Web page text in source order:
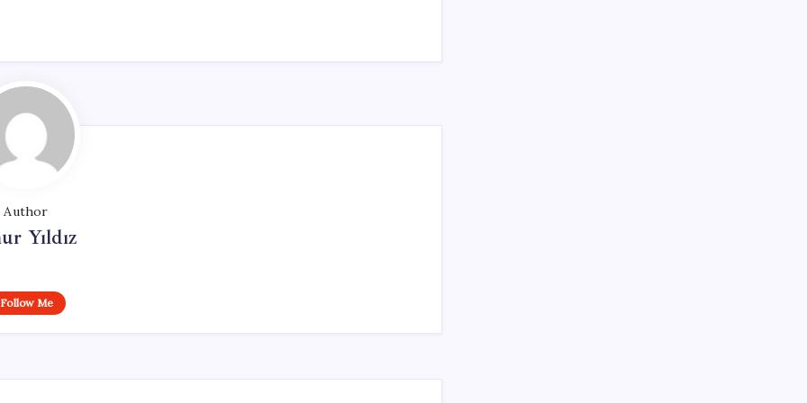
Author
Yıldız
Follow Me